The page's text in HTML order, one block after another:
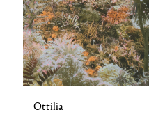
Ottilia